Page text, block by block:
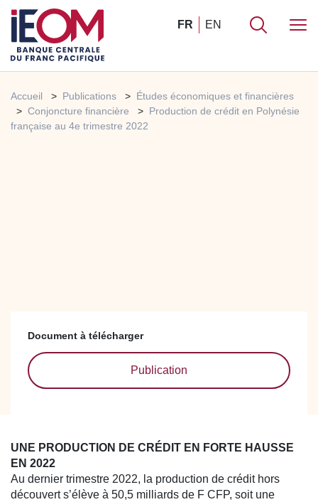
FR EN
Accueil Publications
Études économiques et financières
Conjoncture financière
Production de crédit en Polynésie
française au 4e trimestre 2022
Document à télécharger
Publication
UNE PRODUCTION DE CRÉDIT EN FORTE HAUSSE
EN 2022
Au dernier trimestre 2022, la production de crédit hors
découvert s’élève à 50,5 milliards de F CFP, soit une